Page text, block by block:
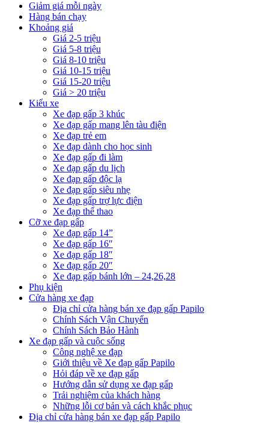
Giảm giá mỗi ngày
Hàng bán chạy
Khoảng giá
Giá 2-5 triệu
Giá 5-8 triệu
Giá 8-10 triệu
Giá 10-15 triệu
Giá 15-20 triệu
Giá > 20 triệu
Kiểu xe
Xe đạp gấp 3 khúc
Xe đạp gấp mang lên tàu điện
Xe đạp trẻ em
Xe đạp dành cho học sinh
Xe đạp gấp đi làm
Xe đạp gấp du lịch
Xe đạp gấp độc lạ
Xe đạp gấp siêu nhẹ
Xe đạp gấp trợ lực điện
Xe đạp thể thao
Cỡ xe đạp gấp
Xe đạp gấp 14”
Xe đạp gấp 16″
Xe đạp gấp 18″
Xe đạp gấp 20″
Xe đạp gấp bánh lớn – 24,26,28
Phụ kiện
Cửa hàng xe đạp
Địa chỉ cửa hàng bán xe đạp gấp Papilo
Chính Sách Vận Chuyển
Chính Sách Bảo Hành
Xe đạp gấp và cuộc sống
Công nghệ xe đạp
Giới thiệu về Xe đạp gấp Papilo
Hỏi đáp về xe đạp gấp
Hướng dẫn sử dụng xe đạp gấp
Trải nghiệm của khách hàng
Những lỗi cơ bản và cách khắc phục
Địa chỉ cửa hàng bán xe đạp gấp Papilo